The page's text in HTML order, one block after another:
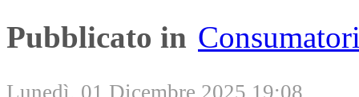
Pubblicato in
Lunedì, 01 Dicembre 2025 19:08